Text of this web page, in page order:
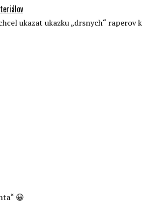
ukazat ukazku „drsnych“
😀